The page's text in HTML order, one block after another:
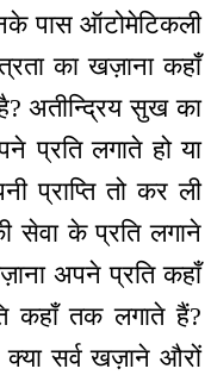
पास ऑटोमेटिकली
का खज़ाना कहाँ
अतीन्द्रिय सुख का
प्रति लगाते हो या
प्राप्ति तो कर ली
सेवा के प्रति लगाने
अपने प्रति कहाँ
कहाँ तक लगाते हैं?
सर्व खज़ाने औरों